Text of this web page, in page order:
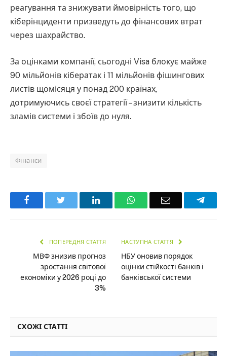
реагування та знижувати ймовірність того, що
кіберінциденти призведуть до фінансових втрат
через шахрайство.
За оцінками компанії, сьогодні Visa блокує майже
90 мільйонів кібератак і 11 мільйонів фішингових
листів щомісяця у понад 200 країнах,
дотримуючись своєї стратегії – знизити кількість
зламів системи і збоїв до нуля.
Фінанси
Facebook LinkedInWhatsAppEmail
ПОПЕРЕДНЯ СТАТТЯ
МВФ знизив прогноз
зростання світової
економіки у 2026 році до
3%
НАСТУПНА СТАТТЯ
НБУ оновив порядок
оцінки стійкості банків і
банківської системи
СХОЖІ СТАТТІ